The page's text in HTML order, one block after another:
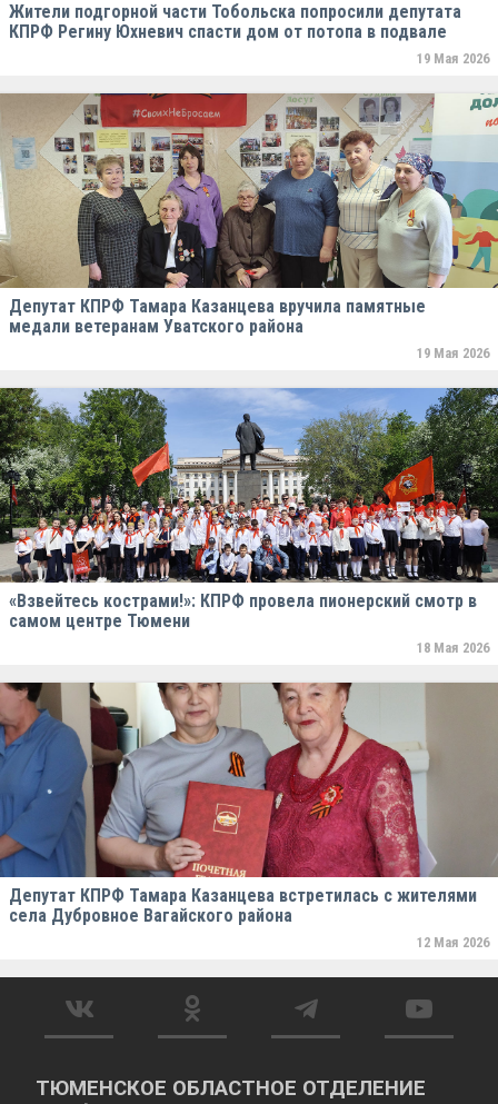
Жители подгорной части Тобольска попросили депутата
КПРФ Регину Юхневич спасти дом от потопа в подвале
19 Мая 2026
Депутат КПРФ Тамара Казанцева вручила памятные
медали ветеранам Уватского района
19 Мая 2026
«Взвейтесь кострами!»: КПРФ провела пионерский смотр в
самом центре Тюмени
18 Мая 2026
Депутат КПРФ Тамара Казанцева встретилась с жителями
села Дубровное Вагайского района
12 Мая 2026
ТЮМЕНСКОЕ ОБЛАСТНОЕ ОТДЕЛЕНИЕ